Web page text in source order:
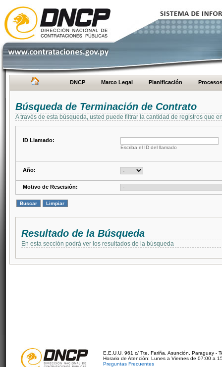
DNCP Marco Legal Planificación Procesos
Búsqueda de Terminación de Contrato
A través de esta búsqueda, usted puede filtrar la cantidad de registros que
ID Llamado:
Escriba el ID del llamado
Año:
Motivo de Rescisión:
Resultado de la Búsqueda
En esta sección podrá ver los resultados de la búsqueda
E.E.U.U. 961 c/ Tte. Fariña. Asunción, Paraguay -
Horario de Atención: Lunes a Viernes de 07:00 a
Preguntas Frecuentes